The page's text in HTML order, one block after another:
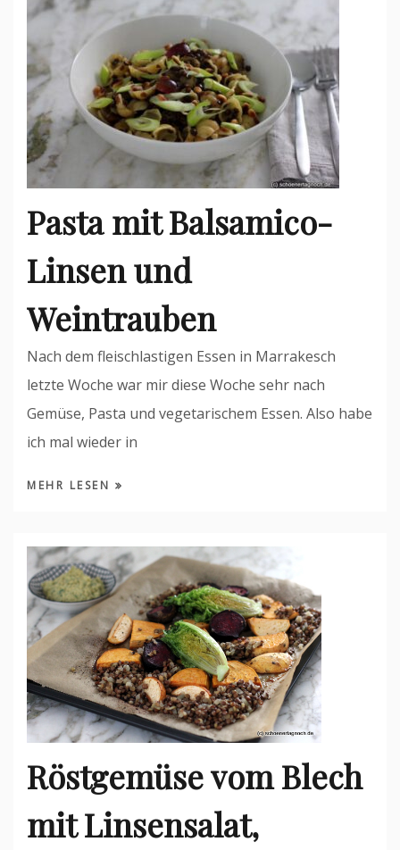
Pasta mit Balsamico-
Linsen und
Weintrauben
Nach dem fleischlastigen Essen in Marrakesch
letzte Woche war mir diese Woche sehr nach
Gemüse, Pasta und vegetarischem Essen. Also habe
ich mal wieder in
MEHR LESEN
Röstgemüse vom Blech
mit Linsensalat,